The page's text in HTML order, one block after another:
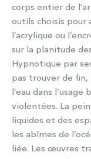
corps entier de
outils choisis pour
l’acrylique ou
sur la planitude
Hypnotique par
pas trouver de
l’eau dans
violentées. La
liquides et des
les abîmes de
liée. Les œuvres